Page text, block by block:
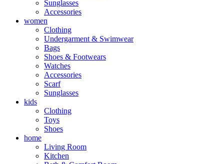
Sunglasses
Accessories
women
Clothing
Undergarment & Swimwear
Bags
Shoes & Footwears
Watches
Accessories
Scarf
Sunglasses
kids
Clothing
Toys
Shoes
home
Living Room
Kitchen